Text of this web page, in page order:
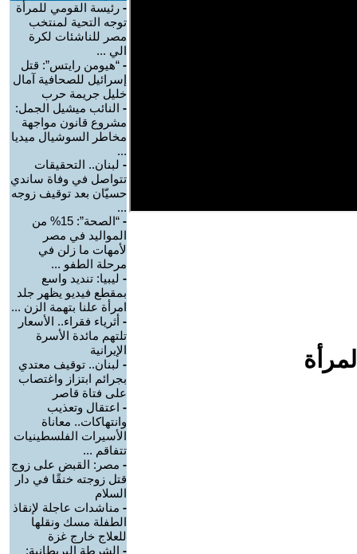
- رئيسة القومي للمرأة
توجه التحية لمنتخب
مصر للناشئات لكرة
الي ...
- “هيومن رايتس”: قتل
إسرائيل للصحافية آمال
خليل جريمة حرب
- النائب ميشيل الجمل:
مشروع قانون مواجهة
مخاطر السوشيال ميديا
...
- لبنان.. التحقيقات
تتواصل في وفاة ساندي
حسيّان بعد توقيف زوجه
...
-
“الصحة”: 15% من
المواليد في مصر
لأمهات ما زلن في
مرحلة الطفو ...
- ليبيا: تنديد واسع
بمقطع فيديو يظهر جلد
امرأة علنا بتهمة الزن ...
- أثرياء فقراء.. الأسعار
تلتهم مائدة الأسرة
الإيرانية
- لبنان.. توقيف معتدي
بجرائم ابتزاز واغتصاب
على فتاة قاصر
- اعتقال وتعذيب
وانتهاكات.. معاناة
الأسيرات الفلسطينيات
تتفاقم ...
- مصر: القبض على زوج
قتل زوجته خنقًا في دار
السلام
- مناشدات عاجلة لإنقاذ
الطفلة مسك ونقلها
للعلاج خارج غزة
- الشرطة البريطانية: